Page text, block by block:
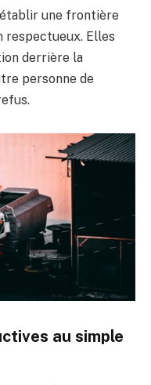
une frontière
respectueux. Elles
derrière la
personne de
au simple